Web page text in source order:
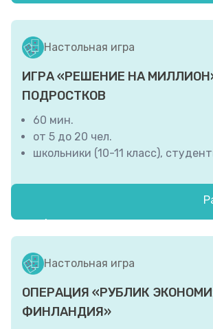
ГБУК «Белгородская
универсальная научная
Настольная игра
ИГРА «РЕШЕНИЕ НА
ПОДРОСТКОВ
60 мин.
от 5 до 20 чел.
школьники (10-11 класс),
НИФИ Минфина России
Настольная игра
ОПЕРАЦИЯ «РУБЛИК
ФИНЛАНДИЯ»